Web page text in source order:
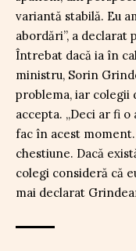
variantă stabilă. Eu
abordări”, a declarat
Întrebat dacă ia în
ministru, Sorin
problema, iar colegii
accepta. „Deci ar fi
fac în acest moment.
chestiune. Dacă
colegi consideră că
mai declarat